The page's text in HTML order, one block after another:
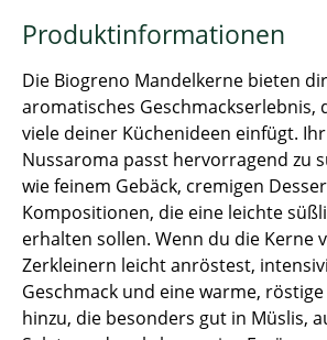
Produktinformationen
Die Biogreno Mandelkerne bieten
aromatisches Geschmackserlebnis,
viele deiner Küchenideen einfügt.
Nussaroma passt hervorragend zu
wie feinem Gebäck, cremigen
Kompositionen, die eine leichte
erhalten sollen. Wenn du die Kerne
Zerkleinern leicht anröstest,
Geschmack und eine warme,
hinzu, die besonders gut in Müslis,